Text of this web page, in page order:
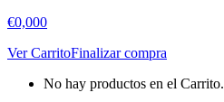
€0,000
Ver CarritoFinalizar compra
No hay productos en el Carrito.